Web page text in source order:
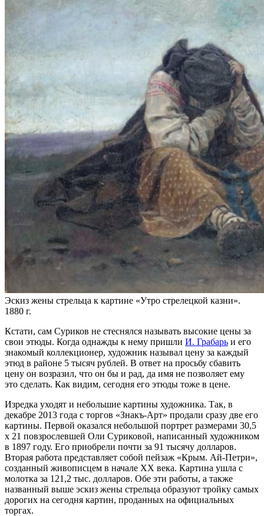
Эскиз жены стрельца к картине «Утро стрелецкой казни».
1880 г.
Кстати, сам Суриков не стеснялся называть высокие цены за
свои этюды. Когда однажды к нему пришли И. Грабарь и его
знакомый коллекционер, художник называл цену за каждый
этюд в районе 5 тысяч рублей. В ответ на просьбу сбавить
цену он возразил, что он бы и рад, да имя не позволяет ему
это сделать. Как видим, сегодня его этюды тоже в цене.
Изредка уходят и небольшие картины художника. Так, в
декабре 2013 года с торгов «Знакъ-Арт» продали сразу две его
картины. Первой оказался небольшой портрет размерами 30,5
х 21 повзрослевшей Оли Суриковой, написанный художником
в 1897 году. Его приобрели почти за 91 тысячу долларов.
Вторая работа представляет собой пейзаж «Крым. Ай-Петри»,
созданный живописцем в начале XX века. Картина ушла с
молотка за 121,2 тыс. долларов. Обе эти работы, а также
названный выше эскиз жены стрельца образуют тройку самых
дорогих на сегодня картин, проданных на официальных
торгах.